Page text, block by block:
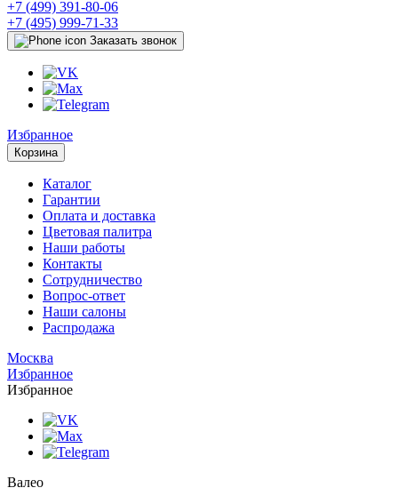
+7 (499) 391-80-06
+7 (495) 999-71-33
Заказать звонок
Избранное
Корзина
Каталог
Гарантии
Оплата и доставка
Цветовая палитра
Наши работы
Контакты
Сотрудничество
Вопрос-ответ
Наши салоны
Распродажа
Москва
Избранное
Избранное
Валео